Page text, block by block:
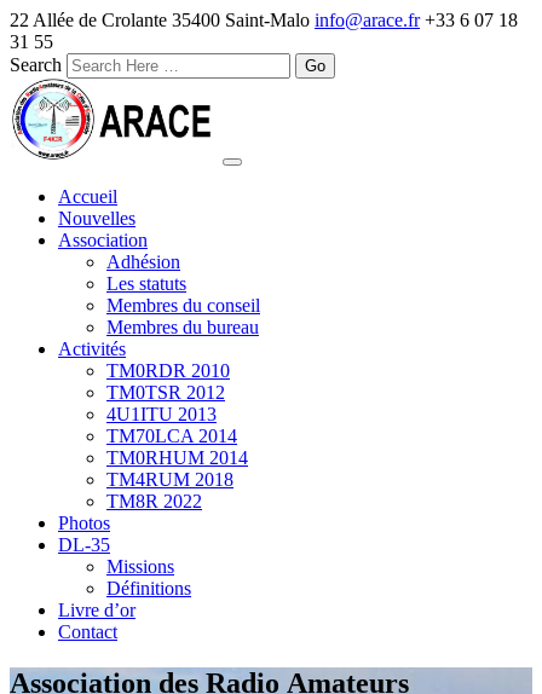
22 Allée de Crolante 35400 Saint-Malo info@arace.fr +33 6 07 18
31 55
Search
Accueil
Nouvelles
Association
Adhésion
Les statuts
Membres du conseil
Membres du bureau
Activités
TM0RDR 2010
TM0TSR 2012
4U1ITU 2013
TM70LCA 2014
TM0RHUM 2014
TM4RUM 2018
TM8R 2022
Photos
DL-35
Missions
Définitions
Livre d’or
Contact
Association des Radio Amateurs